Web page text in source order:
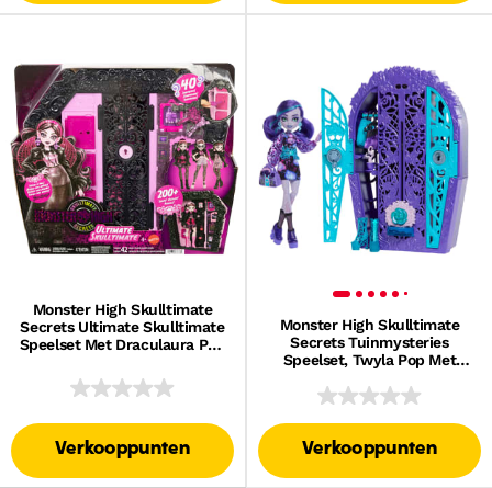
Monster High Skulltimate
Secrets Ultimate Skulltimate
Speelset Met Draculaura Pop
Verkooppunten
Monster High Skulltimate
Secrets Tuinmysteries
Speelset, Twyla Pop Met
Verkooppunten